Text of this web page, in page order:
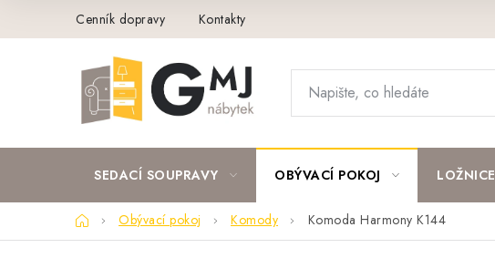
Cenník dopravy Kontakty
SEDACÍ SOUPRAVY OBÝVACÍ POKOJ LOŽNICE
DomůObývací pokoj Komody Komoda Harmony K144